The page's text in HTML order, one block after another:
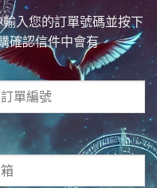
入您的訂單號碼並按下
確認信件中會有